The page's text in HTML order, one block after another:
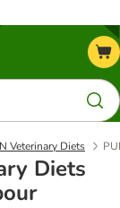
Veterinary Diets
Diets